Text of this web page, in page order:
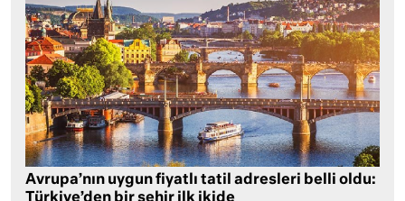
Avrupa’nın uygun fiyatlı tatil adresleri belli oldu: